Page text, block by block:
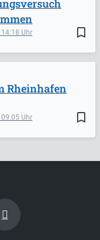
bookmark_border
14:18
bookmark_border
09:05
Rheinhafen